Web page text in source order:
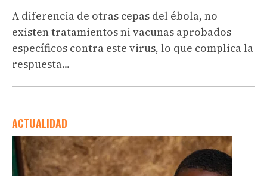
A diferencia de otras cepas del ébola, no
existen tratamientos ni vacunas aprobados
específicos contra este virus, lo que complica la
respuesta...
ACTUALIDAD